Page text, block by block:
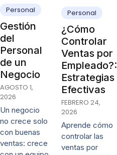
Personal
Gestión
del
Personal
de un
Negocio
AGOSTO 1,
2026
Un negocio
no crece solo
con buenas
ventas: crece
Personal
¿Cómo
Controlar
Ventas por
Empleado?:
Estrategias
Efectivas
FEBRERO 24,
2026
Aprende cómo
controlar las
ventas por